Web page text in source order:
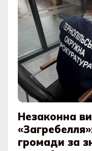
Незаконна
громади за